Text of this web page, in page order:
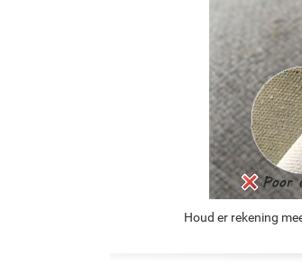
Houd er rekening